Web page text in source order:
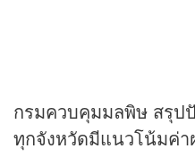
กรมควบคุมมลพิษ สรุ
ทุกจังหวัดมีแนวโน้มค่า